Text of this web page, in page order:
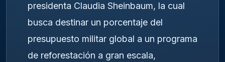
presidenta Claudia Sheinbaum, la cual
busca destinar un porcentaje del
presupuesto militar global a un programa
de reforestación a gran escala,